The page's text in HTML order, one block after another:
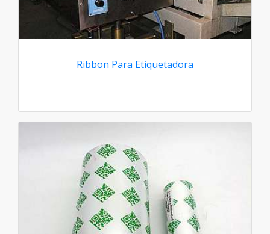
Ribbon Para Etiquetadora